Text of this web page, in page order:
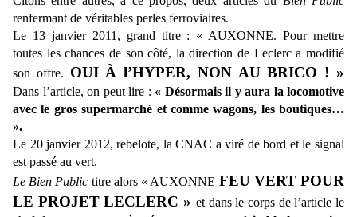
renfermant de véritables perles ferroviaires.
Le 13 janvier 2011, grand titre : « AUXONNE. Pour mettre
toutes les chances de son côté, la direction de Leclerc a modifié
son offre. OUI À l’HYPER, NON AU BRICO ! »
Dans l’article, on peut lire : « Désormais il y aura la locomotive
avec le gros supermarché et comme wagons, les boutiques…
».
Le 20 janvier 2012, rebelote, la CNAC a viré de bord et le signal
est passé au vert.
Le Bien Public titre alors« AUXONNE FEU VERT POUR
LE PROJET LECLERC » et dans le corps de l’article le